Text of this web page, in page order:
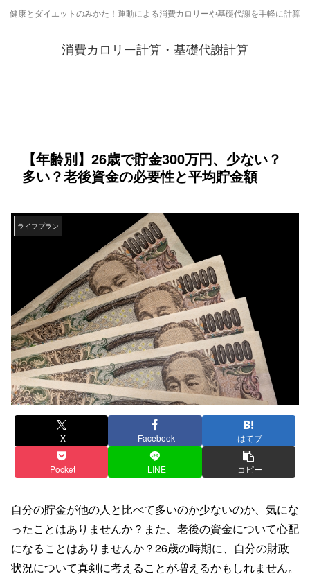
健康とダイエットのみかた！運動による消費カロリーや基礎代謝を手軽に計算
消費カロリー計算・基礎代謝計算
【年齢別】26歳で貯金300万円、少ない？
多い？老後資金の必要性と平均貯金額
ライフプラン
X Facebook はてブ
Pocket LINE コピー
自分の貯金が他の人と比べて多いのか少ないのか、気にな
ったことはありませんか？また、老後の資金について心配
になることはありませんか？26歳の時期に、自分の財政
状況について真剣に考えることが増えるかもしれません。